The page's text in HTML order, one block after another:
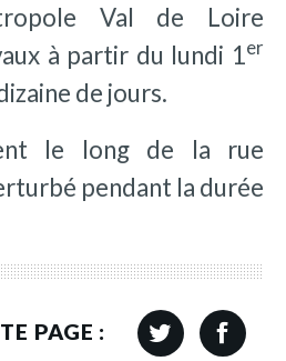
Val de Loire
à partir du lundi 1er
de jours.
le long de la rue
pendant la durée
PAGE :